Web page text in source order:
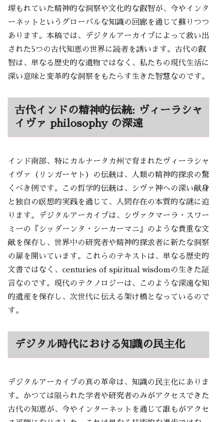
埋もれていた精神的な洞察や文化的な叡智が、今やインタ
ーネットというグローバルな知識の回廊を通じて蘇りつつ
あります。本稿では、デジタルアーカイブによって救い出
された5つの古代知恵の世界に読者を誘います。古代の叡
智は、単なる歴史的な遺物ではなく、私たちの現代生活に
深い意味と変革的な洞察をもたらす生きた智慧なのです。
古代インドの精神的伝統: ヴィーラシャ
イヴァ philosophy の深遠
インド南部、特にカルナータカ州で育まれたヴィーラシャ
イヴァ（リンガーヤト）の伝統は、人類の精神的探求の驚
くべき例です。この哲学的伝統は、シヴァ神への深い献身
と独自の瞑想的実践を通じて、人間存在の本質的な謎に迫
ります。デジタルアーカイブは、シヴァクマーラ・スワー
ミーの『シッダーンタ・シーカーマニ』のような貴重な文
献を保存し、世界中の研究者や精神的探求者に新たな洞察
の扉を開いています。これらのテキストは、単なる歴史的
文書ではなく、centuries of spiritual wisdomの生きた証
言なのです。現代のテクノロジーは、このような深遠な知
的遺産を保存し、次世代に伝える架け橋となっているので
す。
デジタル時代における知識の民主化
デジタルアーカイブの真の革命は、知識の民主化にありま
す。かつては限られた学者や研究者のみがアクセスできた
古代の知恵が、今やインターネットを通じて誰もがアクセ